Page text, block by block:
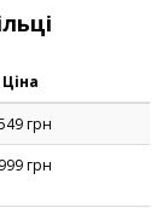
ці
асортименті.
в усіх
допоможе
комп'ютера у
набагато